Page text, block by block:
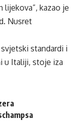
kazao je
Nusret
standardi i
u Italiji, stoje iza